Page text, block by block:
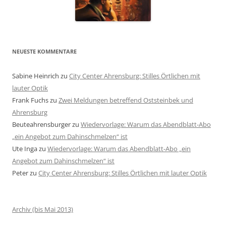
NEUESTE KOMMENTARE
Sabine Heinrich zu City Center Ahrensburg: Stilles Örtlichen mit
lauter Optik
Frank Fuchszu Zwei Meldungen betreffend Oststeinbek und
Ahrensburg
Beuteahrensburgerzu Wiedervorlage: Warum das Abendblatt-Abo
„ein Angebot zum Dahinschmelzen“ ist
Ute Ingazu Wiedervorlage: Warum das Abendblatt-Abo „ein
Angebot zum Dahinschmelzen“ ist
Peterzu City Center Ahrensburg: Stilles Örtlichen mit lauter Optik
Archiv (bis Mai 2013)